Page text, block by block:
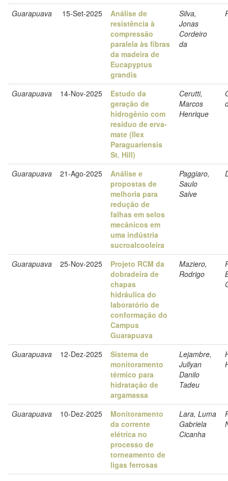
Guarapuava 15-Set-2025
Análise de
resistência à
compressão
paralela às fibras
da madeira de
Eucapyptus
grandis
Silva,
Jonas
Cordeiro
da
Guarapuava 14-Nov-2025
Estudo da
geração de
hidrogênio com
resíduo de erva-
mate (Ilex
Paraguariensis
St. Hill)
Cerutti,
Marcos
Henrique
Guarapuava 21-Ago-2025
Análise e
propostas de
melhoria para
redução de
falhas em selos
mecânicos em
uma indústria
sucroalcooleira
Paggiaro,
Saulo
Salve
Guarapuava 25-Nov-2025
Projeto RCM da
dobradeira de
chapas
hidráulica do
laboratório de
conformação do
Campus
Guarapuava
Maziero,
Rodrigo
Guarapuava 12-Dez-2025
Sistema de
monitoramento
térmico para
hidratação de
argamassa
Lejambre,
Jullyan
Danilo
Tadeu
Guarapuava 10-Dez-2025
Monitoramento
da corrente
elétrica no
processo de
torneamento de
ligas ferrosas
Lara, Luma
Gabriela
Cicanha